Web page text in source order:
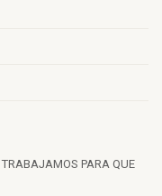
TRABAJAMOS PARA QUE